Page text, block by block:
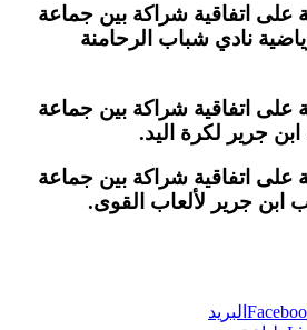
على اتفاقية شراكة بين جماعة
نادي شباب الرحامنة
على اتفاقية شراكة بين جماعة
جرير لكرة اليد.
على اتفاقية شراكة بين جماعة
ابن جرير لألعاب القوى.
البريد